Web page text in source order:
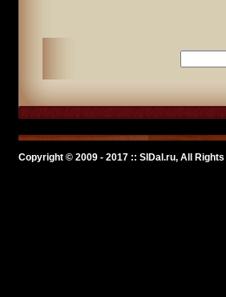
Copyright © 2009 - 2017 :: SlDal.ru, All